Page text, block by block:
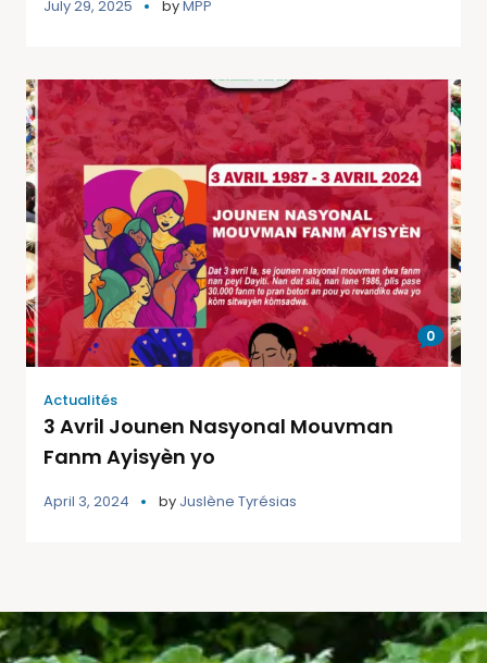
July 29, 2025 byMPP
0
Actualités
3 Avril Jounen Nasyonal Mouvman
Fanm Ayisyèn yo
April 3, 2024 by Juslène Tyrésias